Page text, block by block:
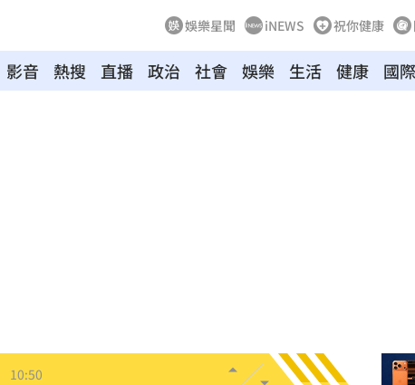
娛樂星聞 iNEWS 祝你健康
影音 熱搜 直播 政治 社會 娛樂 生活 健康 國際
10:50